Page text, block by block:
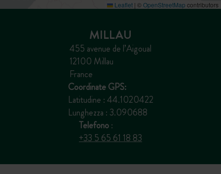
Leaflet | ©OpenStreetMap contributors
MILLAU
455 avenue de l’Aigoual
12100 Millau
France
Coordinate GPS:
Latitudine : 44.1020422
Lunghezza : 3.090688
Telefono:
+33 5 65 61 18 83